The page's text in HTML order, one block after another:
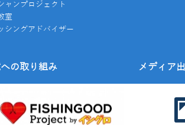
ャンプロジェクト
室
シングアドバイザー
の取り組み メディア